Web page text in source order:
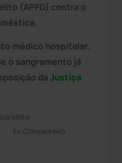
(APFD) contra o
médico hospitalar.
o sangramento já
da Justiça.
Militar
Ex-Companheiro